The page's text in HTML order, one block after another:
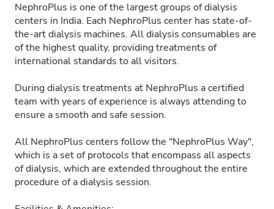
NephroPlus is one of the largest groups of dialysis
centers in India. Each NephroPlus center has state-of-
the-art dialysis machines. All dialysis consumables are
of the highest quality, providing treatments of
international standards to all visitors.
During dialysis treatments at NephroPlus a certified
team with years of experience is always attending to
ensure a smooth and safe session.
All NephroPlus centers follow the "NephroPlus Way",
which is a set of protocols that encompass all aspects
of dialysis, which are extended throughout the entire
procedure of a dialysis session.